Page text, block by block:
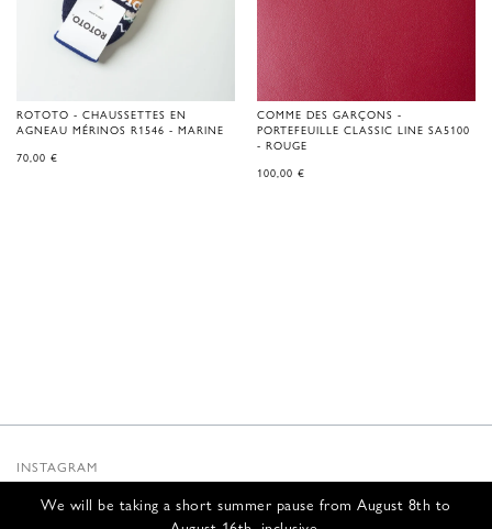
We will be taking a short summer pause from August 8th to
ROTOTO - CHAUSSETTES EN
AGNEAU MÉRINOS R1546 - MARINE
70,00 €
COMME DES GARÇONS -
PORTEFEUILLE CLASSIC LINE SA5100
- ROUGE
100,00 €
INSTAGRAM